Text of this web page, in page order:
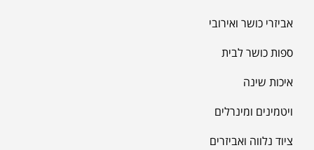
אביזרי כושר ואירובי
ספות כושר לבית
איכות שינה
ויטמינים ומינרלים
ציוד נלווה ואביזרים